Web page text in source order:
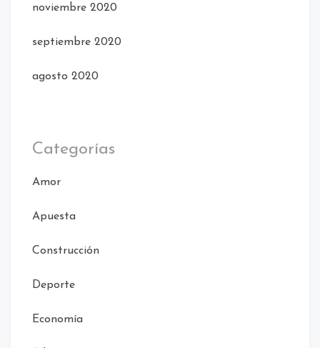
noviembre 2020
septiembre 2020
agosto 2020
Categorías
Amor
Apuesta
Construcción
Deporte
Economía